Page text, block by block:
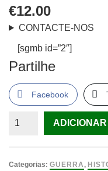
€12.00
CONTACTE-NOS
[sgmb id=”2″]
Partilhe
Facebook
Quantidade
Atiradores
ADICIONAR
Categorias: GUERRA ,